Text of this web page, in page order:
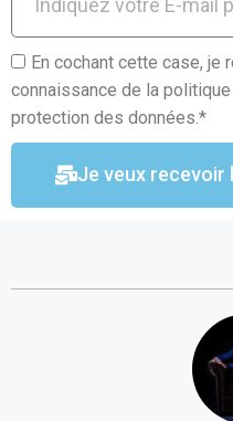
En cochant cette case, je
connaissance de la
protection des données.*
Je veux recevoir